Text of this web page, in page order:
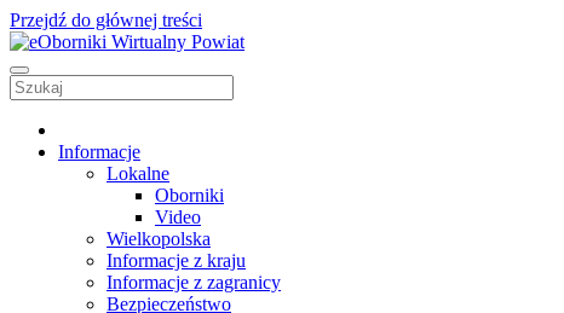
Przejdź do głównej treści
Informacje
Lokalne
Oborniki
Video
Wielkopolska
Informacje z kraju
Informacje z zagranicy
Bezpieczeństwo